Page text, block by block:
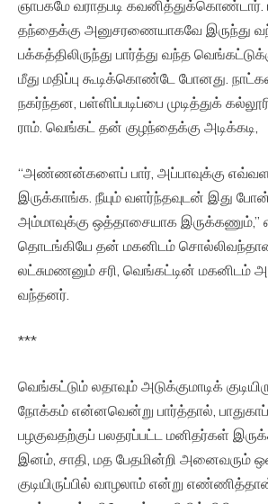
ஞாபகமே வராதபடி
தந்தைக்கு அனுசரணையாகவே இருந்து
பக்கத்திலிருந்து பார்த்து வந்த
மீது மதிப்பு கூடிக்கொண்டே போனது.
நகர்ந்தன, பள்ளிப்படிப்பை முடித்துக்
ராம். வெங்கட் தன் குழந்தைக்கு அடிக்கடி,
“அண்ணன்களைப் பார், அப்பாவுக்கு
இருக்காங்க. நீயும் வளர்ந்தவுடன் இது
அம்மாவுக்கு ஒத்தாசையாக இருக்கணும்,”
தொடங்கியே தன் மகனிடம் சொல்லிவந்தான்.
லட்சுமணனும் சரி, வெங்கட்டின் மகனிடம்
வந்தனர்.
***
வெங்கட்டும் லதாவும் அடுக்குமாடிக்
நோக்கம் என்னவென்று பார்த்தால்,
பழகுவதற்குப் பலதரப்பட்ட மனிதர்கள்
இனம், சாதி, மத பேதமின்றி அனைவரும்
குடியிருப்பில் வாழலாம் என்று